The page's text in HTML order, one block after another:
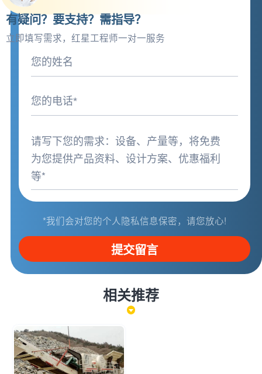
有疑问？要支持？需指导？
立即填写需求，红星工程师一对一服务
*我们会对您的个人隐私信息保密，请您放心!
提交留言
相关推荐